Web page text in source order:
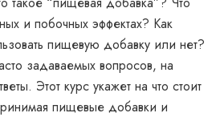
и побочных эффектах? Как
пищевую добавку или нет?
задаваемых вопросов, на
Этот курс укажет на что стоит
пищевые добавки и